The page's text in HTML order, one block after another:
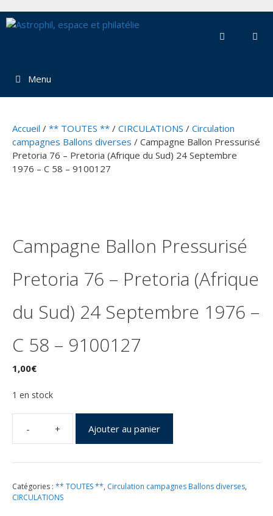
au
Menu
Accueil / ** TOUTES ** / CIRCULATIONS / Circulation
campagnes Ballons diverses / Campagne Ballon Pressurisé
Pretoria 76 – Pretoria (Afrique du Sud) 24 Septembre
1976 – C 58 – 9100127
Campagne Ballon Pressurisé
Pretoria 76 – Pretoria (Afrique
du Sud) 24 Septembre 1976 –
C 58 – 9100127
1,00€
1 en stock
quantité
de
Campagne
Pressurisé
Ajouter au panier
Catégories : ** TOUTES **, Circulation campagnes Ballons diverses,
CIRCULATIONS